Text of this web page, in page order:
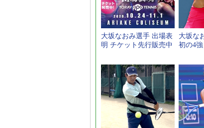
大坂なおみ選手 出場表
明 チケット先行販売中
大坂な
初の4強